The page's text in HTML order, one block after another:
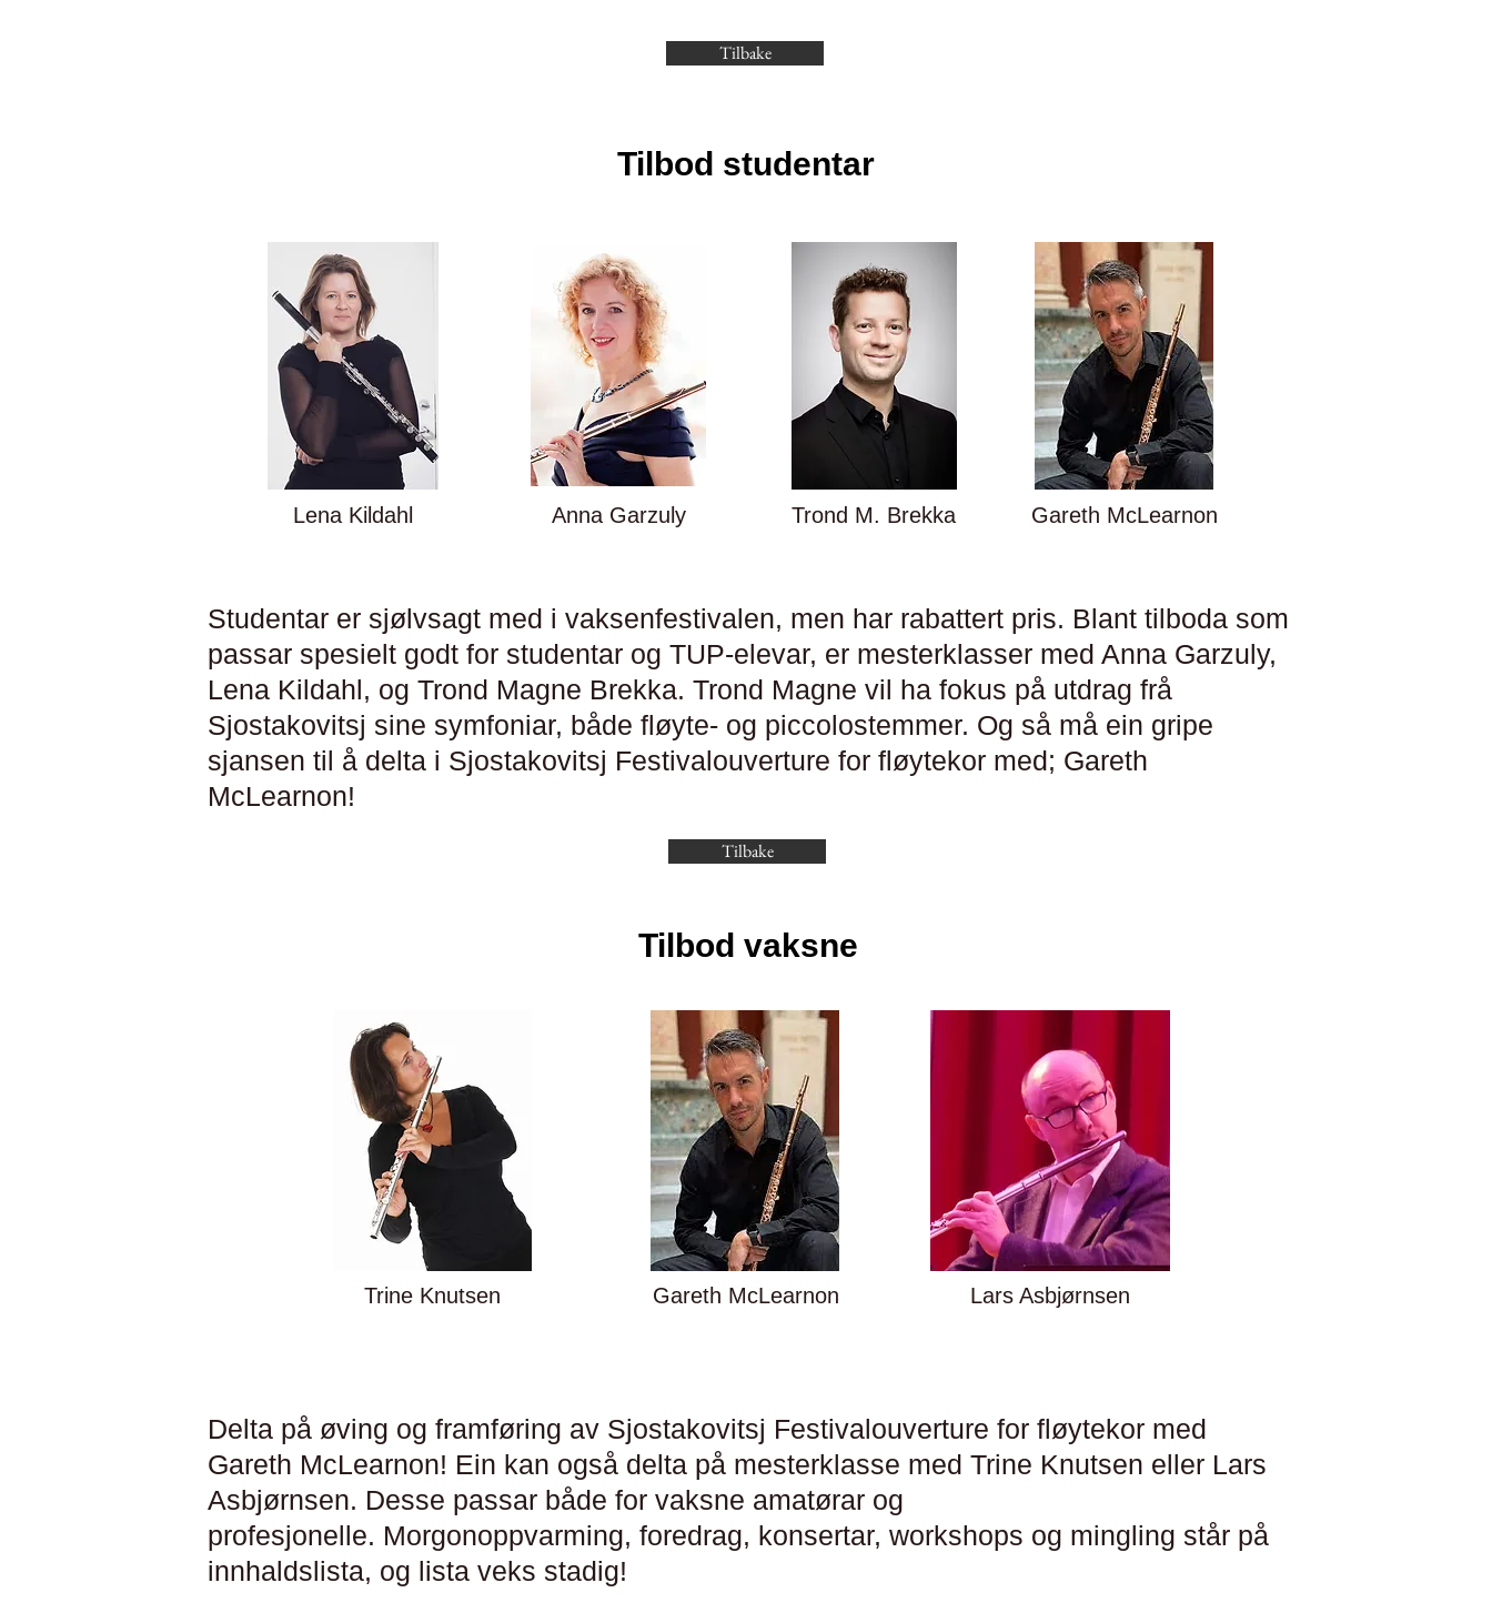
Tilbake
Tilbod studentar
Lena Kildahl Anna Garzuly Trond M. Brekka Gareth McLearnon
Tilbod vaksne
Studentar er sjølvsagt med i vaksenfestivalen, men har rabattert pris. Blant tilboda som
passar spesielt godt for studentar og TUP-elevar, er mesterklasser med Anna Garzuly,
Lena Kildahl, og Trond Magne Brekka. Trond Magne vil ha fokus på utdrag frå
Sjostakovitsj sine symfoniar, både fløyte- og piccolostemmer. Og så må ein gripe
sjansen til å delta i Sjostakovitsj Festivalouverture for fløytekor med; Gareth
McLearnon!
Delta på øving og framføring av Sjostakovitsj Festivalouverture for fløytekor med
Gareth McLearnon! Ein kan også delta på mesterklasse med Trine Knutsen eller Lars
Asbjørnsen. Desse passar både for vaksne amatørar og
profesjonelle. Morgonoppvarming, foredrag, konsertar, workshops og mingling står på
innhaldslista, og lista veks stadig!
Trine Knutsen Gareth McLearnon
Tilbake
Lars Asbjørnsen